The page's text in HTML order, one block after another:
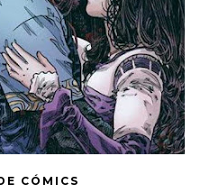
CÓMICS